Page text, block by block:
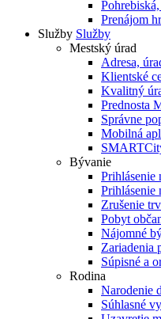
Prenájom
Služby Služby
Mestský úrad
Adresa,
Klientské
Kvalitný
Prednosta
Správne
Mobilná
Bývanie
Prihlásenie
Prihlásenie
Zrušenie
Pobyt
Nájomné
Zariadenia
Súpisné a
Rodina
Narodenie
Súhlasné